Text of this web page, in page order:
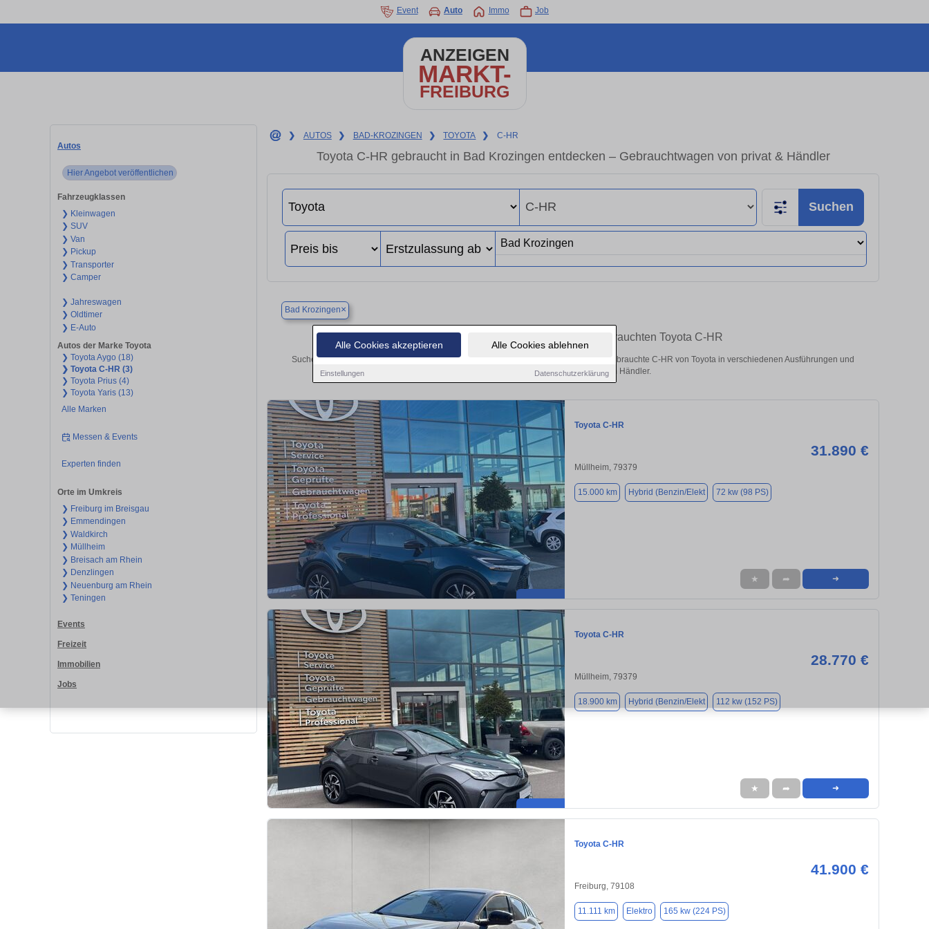
Alle Cookies akzeptieren Alle Cookies ablehnen
Einstellungen Datenschutzerklärung
Event Auto Immo Job
ANZEIGEN
MARKT-
FREIBURG
Autos
Hier Angebot veröffentlichen
Fahrzeugklassen
❯ Kleinwagen
❯ SUV
❯ Van
❯ Pickup
❯ Transporter
❯ Camper
❯ Jahreswagen
❯ Oldtimer
❯ E-Auto
Autos der Marke Toyota
❯ Toyota Aygo (18)
❯ Toyota C-HR (3)
❯ Toyota Prius (4)
❯ Toyota Yaris (13)
Alle Marken
Messen & Events
Experten finden
Orte im Umkreis
❯ Freiburg im Breisgau
❯ Emmendingen
❯ Waldkirch
❯ Müllheim
❯ Breisach am Rhein
❯ Denzlingen
❯ Neuenburg am Rhein
❯ Teningen
Events
Freizeit
Immobilien
Jobs
❯ AUTOS ❯ BAD-KROZINGEN ❯ TOYOTA ❯ C-HR
Toyota C-HR gebraucht in Bad Krozingen entdecken – Gebrauchtwagen von privat & Händler
Suchen
Bad Krozingen×
Finden Sie in Bad Krozingen Ihren gebrauchten Toyota C-HR
Suchen Sie in Bad Krozingen einen Toyota C-HR Gebrauchtwagen? Entdecken Sie gebrauchte C-HR von Toyota in verschiedenen Ausführungen und
Preisklassen von privat und vom Händler.
Toyota C-HR
31.890 €
Müllheim, 79379
15.000 km Hybrid (Benzin/Elekt 72 kw (98 PS)
★ ➦ ➜
Toyota C-HR
28.770 €
Müllheim, 79379
18.900 km Hybrid (Benzin/Elekt 112 kw (152 PS)
★ ➦ ➜
Toyota C-HR
41.900 €
Freiburg, 79108
11.111 km Elektro 165 kw (224 PS)